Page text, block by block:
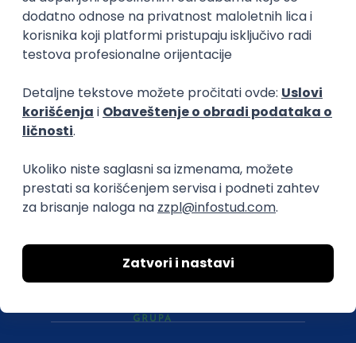
O nama
Za poslodavce
Uslovi korišćenja
Uklonjeni profili poslodavaca
Za medije
Kontakt